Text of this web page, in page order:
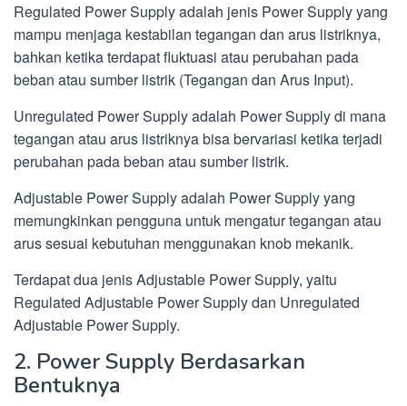
Regulated Power Supply adalah jenis Power Supply yang
mampu menjaga kestabilan tegangan dan arus listriknya,
bahkan ketika terdapat fluktuasi atau perubahan pada
beban atau sumber listrik (Tegangan dan Arus Input).
Unregulated Power Supply adalah Power Supply di mana
tegangan atau arus listriknya bisa bervariasi ketika terjadi
perubahan pada beban atau sumber listrik.
Adjustable Power Supply adalah Power Supply yang
memungkinkan pengguna untuk mengatur tegangan atau
arus sesuai kebutuhan menggunakan knob mekanik.
Terdapat dua jenis Adjustable Power Supply, yaitu
Regulated Adjustable Power Supply dan Unregulated
Adjustable Power Supply.
2. Power Supply Berdasarkan
Bentuknya